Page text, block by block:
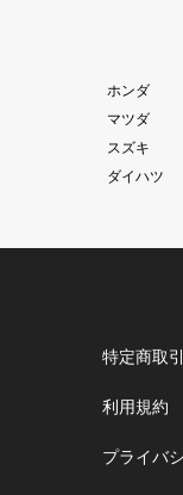
ホンダ
マツダ
スズキ
ダイハツ
特定商取
利用規約
プライバ